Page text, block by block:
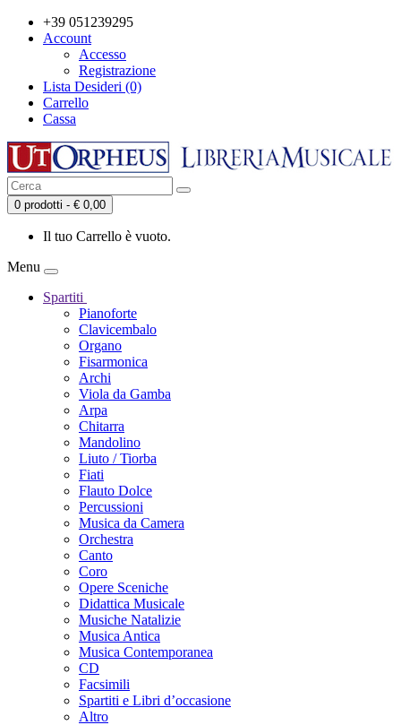
+39 051239295
Account
Accesso
Registrazione
Lista Desideri (0)
Carrello
Cassa
0 prodotti - € 0,00
Il tuo Carrello è vuoto.
Menu
Spartiti
Pianoforte
Clavicembalo
Organo
Fisarmonica
Archi
Viola da Gamba
Arpa
Chitarra
Mandolino
Liuto / Tiorba
Fiati
Flauto Dolce
Percussioni
Musica da Camera
Orchestra
Canto
Coro
Opere Sceniche
Didattica Musicale
Musiche Natalizie
Musica Antica
Musica Contemporanea
CD
Facsimili
Spartiti e Libri d’occasione
Altro